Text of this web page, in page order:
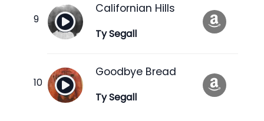
Californian Hills
Ty Segall
Goodbye Bread
Ty Segall